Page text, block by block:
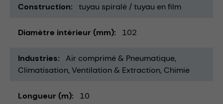
Construction tuyau spiralé / tuyau en film
Diamètre intérieur (mm) 102
Industries
Air comprimé & Pneumatique
Climatisation, Ventilation & Extraction Chimie
Longueur (m) 10